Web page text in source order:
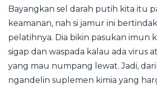
Bayangkan sel darah putih kita itu
keamanan, nah si jamur ini
pelatihnya. Dia bikin pasukan imun
sigap dan waspada kalau ada virus
yang mau numpang lewat. Jadi,
ngandelin suplemen kimia yang